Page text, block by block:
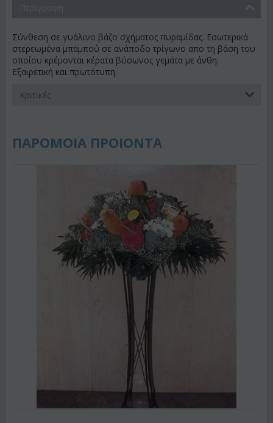
Σύνθεση σε γυάλινο βάζο σχήματος πυραμίδας. Εσωτερικά
στερεωμένα μπαμπού σε ανάποδο τρίγωνο απο τη βάση του
οποίου κρέμονται κέρατα βύσωνος γεμάτα με άνθη.
Εξαιρετική και πρωτότυπη.
Κριτικές
ΠΑΡΟΜΟΙΑ ΠΡΟΙΟΝΤΑ